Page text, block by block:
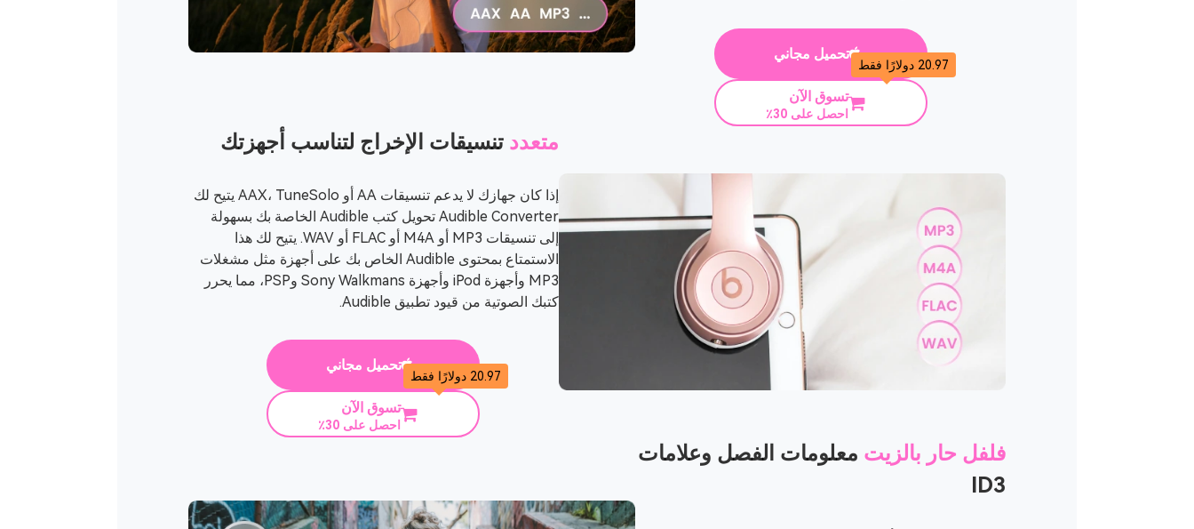
تحميل مجاني
تسوق الآن
احصل على 30٪
20.97 دولارًا فقط
متعدد تنسيقات الإخراج لتناسب أجهزتك
إذا كان جهازك لا يدعم تنسيقات AA أو AAX، TuneSolo يتيح لك
Audible Converter تحويل كتب Audible الخاصة بك بسهولة
إلى تنسيقات MP3 أو M4A أو FLAC أو WAV. يتيح لك هذا
الاستمتاع بمحتوى Audible الخاص بك على أجهزة مثل مشغلات
MP3 وأجهزة iPod وأجهزة Sony Walkmans وPSP، مما يحرر
كتبك الصوتية من قيود تطبيق Audible.
تحميل مجاني
تسوق الآن
احصل على 30٪
20.97 دولارًا فقط
فلفل حار بالزيت معلومات الفصل وعلامات
ID3